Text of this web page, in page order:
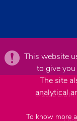
© 2026 G.B.M.
This website
to give
The site
analytical
To know more